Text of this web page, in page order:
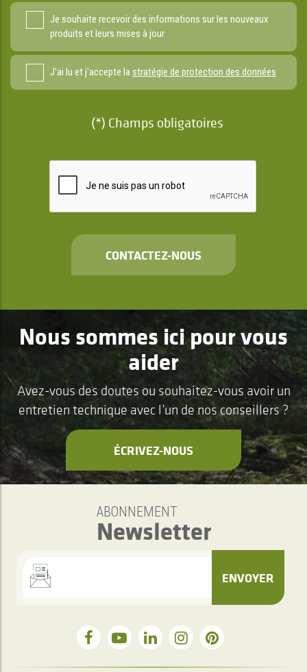
Je souhaite recevoir des informations sur les nouveaux
produits et leurs mises à jour
J'ai lu et j'accepte lastratégie de protection des données
(*) Champs obligatoires
CONTACTEZ-NOUS
Nous sommes ici pour vous
aider
Avez-vous des doutes ou souhaitez-vous avoir un
entretien technique avec l’un de nos conseillers ?
ÉCRIVEZ-NOUS
ABONNEMENT
Newsletter
ENVOYER